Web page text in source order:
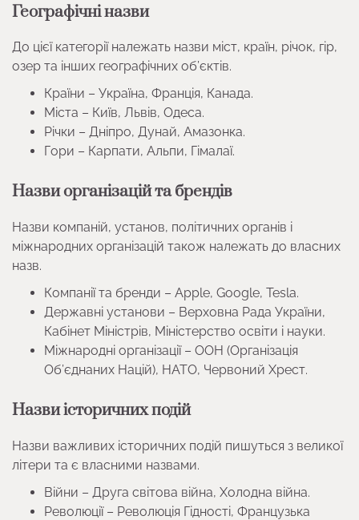
Географічні назви
До цієї категорії належать назви міст, країн, річок, гір,
озер та інших географічних об’єктів.
Країни – Україна, Франція, Канада.
Міста – Київ, Львів, Одеса.
Річки – Дніпро, Дунай, Амазонка.
Гори – Карпати, Альпи, Гімалаї.
Назви організацій та брендів
Назви компаній, установ, політичних органів і
міжнародних організацій також належать до власних
назв.
Компанії та бренди – Apple, Google, Tesla.
Державні установи – Верховна Рада України,
Кабінет Міністрів, Міністерство освіти і науки.
Міжнародні організації – ООН (Організація
Об’єднаних Націй), НАТО, Червоний Хрест.
Назви історичних подій
Назви важливих історичних подій пишуться з великої
літери та є власними назвами.
Війни – Друга світова війна, Холодна війна.
Революції – Революція Гідності, Французька